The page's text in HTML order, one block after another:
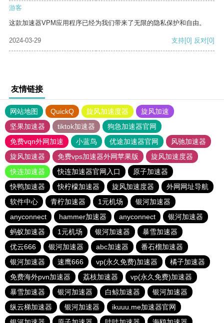
游客
这款加速器VPM应用程序已经为我们带来了无限的隐私保护和自由。
2024-03-29 支持[0] 反对[0]
友情链接
网站地图 QuickQ 旋风加速度器
旋风加速
坚果加速器
tiktok加速器
狗急加速器官网
免费vqn外网加速
小蓝鸟 优途加速器官网
风驰加速器
旋风加速器
免费vps加速器外网苹果版
旋风加速度器
快连加速器
快连加速器官网入口
原子加速器
快鸭加速器
快柠檬加速器 旋风加速度器
外网网址导航
软件中心
青柠加速器 1元机场
银河加速器
anyconnect
hammer加速器 anyconnect
银河加速器
蚂蚁加速器
1元机场 银河加速器
暴雪加速器
优云666
银河加速器 abc加速器
番石榴加速器
银河加速器
速鹰666 vp(永久免费)加速器
橘子加速器
免费海外pvn加速器
荔枝加速器
vp(永久免费)加速器
暴雪加速器
银河加速器 白鲸加速器
银河加速器
纵云梯加速器
银河加速器
ikuuu.me加速器官网